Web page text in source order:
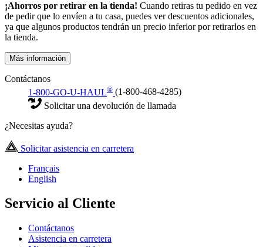
¡Ahorros por retirar en la tienda! Cuando retiras tu pedido en vez
de pedir que lo envíen a tu casa, puedes ver descuentos adicionales,
ya que algunos productos tendrán un precio inferior por retirarlos en
la tienda.
Más información
Contáctanos
1-800-GO-U-HAUL® (1-800-468-4285)
Solicitar una devolución de llamada
¿Necesitas ayuda?
Solicitar asistencia en carretera
Français
English
Servicio al Cliente
Contáctanos
Asistencia en carretera